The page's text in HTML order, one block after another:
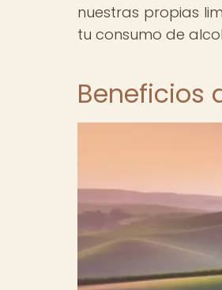
nuestras propias
tu consumo de
Beneficios